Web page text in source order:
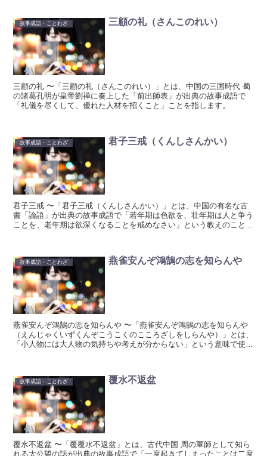
故事成語・ことわざ 三顧の礼（さんこのれい）
三顧の礼 〜「三顧の礼（さんこのれい）」とは、中国の三国時代 蜀
の諸葛孔明が皇帝劉禅に奏上した「前出師表」が出典の故事成語で
「礼儀を尽くして、優れた人材を招くこと」ことを指します。
故事成語・ことわざ 君子三戒（くんしさんかい）
君子三戒 〜「君子三戒（くんしさんかい）」とは、中国の有名な古
書「論語」が出典の故事成語で「若年期は色欲を、壮年期は人と争う
ことを、老年期は欲深くなることを戒めなさい」という教えのことで
故事成語・ことわざ 燕雀安んぞ鴻鵠の志を知らんや
燕雀安んぞ鴻鵠の志を知らんや 〜「燕雀安んぞ鴻鵠の志を知らんや
（えんじゃくいずくんぞこうこくのこころざしをしらんや）」とは、
「小人物には大人物の気持ちや考えが分からない」という意味で使わ
故事成語・ことわざ 覆水不返盆
覆水不返盆 〜「覆覆水不返盆」とは、古代中国 周の軍師として知ら
れる太公望の話が出典の故事成語で「一度起きてしまったことは二度